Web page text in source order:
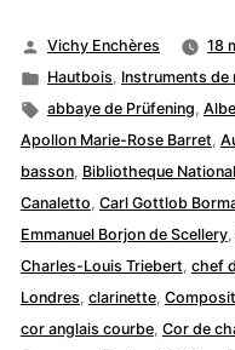
Publié
par
Vichy Enchères
18
Publié
dans
Hautbois, Instruments de
Étiquettes :
abbaye de Prüfening,
Apollon Marie-Rose Barret,
basson, Bibliotheque
Canaletto, Carl Gottlob
Emmanuel Borjon de Scellery,
Charles-Louis Triebert, chef
Londres, clarinette,
cor anglais courbe, Cor de